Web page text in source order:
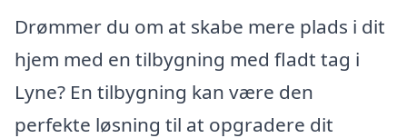
Drømmer du om at skabe mere plads i dit
hjem med en tilbygning med fladt tag i
Lyne? En tilbygning kan være den
perfekte løsning til at opgradere dit